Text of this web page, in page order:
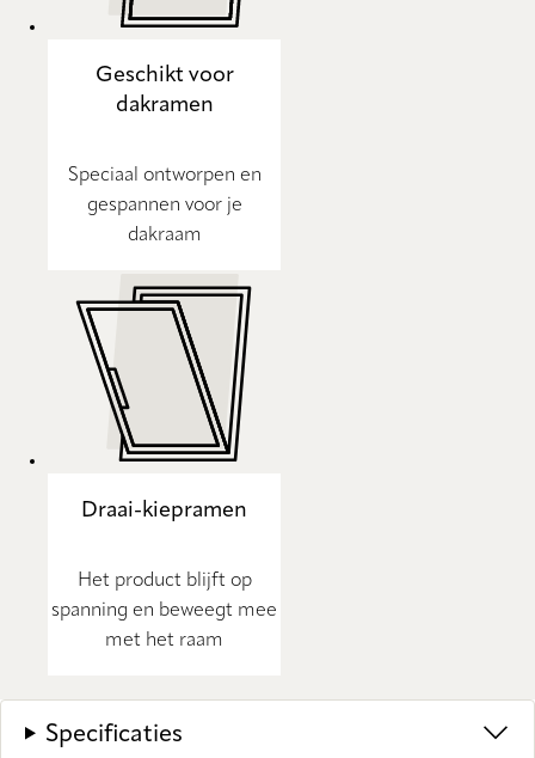
Geschikt voor
dakramen
Speciaal ontworpen en
gespannen voor je
dakraam
Draai-kiepramen
Het product blijft op
spanning en beweegt mee
met het raam
Specificaties